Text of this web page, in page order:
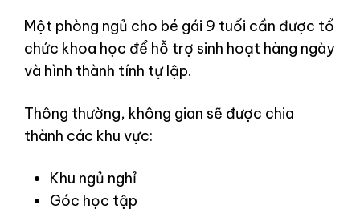
Một phòng ngủ cho bé gái 9 tuổi cần được tổ
chức khoa học để hỗ trợ sinh hoạt hàng ngày
và hình thành tính tự lập.
Thông thường, không gian sẽ được chia
thành các khu vực:
Khu ngủ nghỉ
Góc học tập